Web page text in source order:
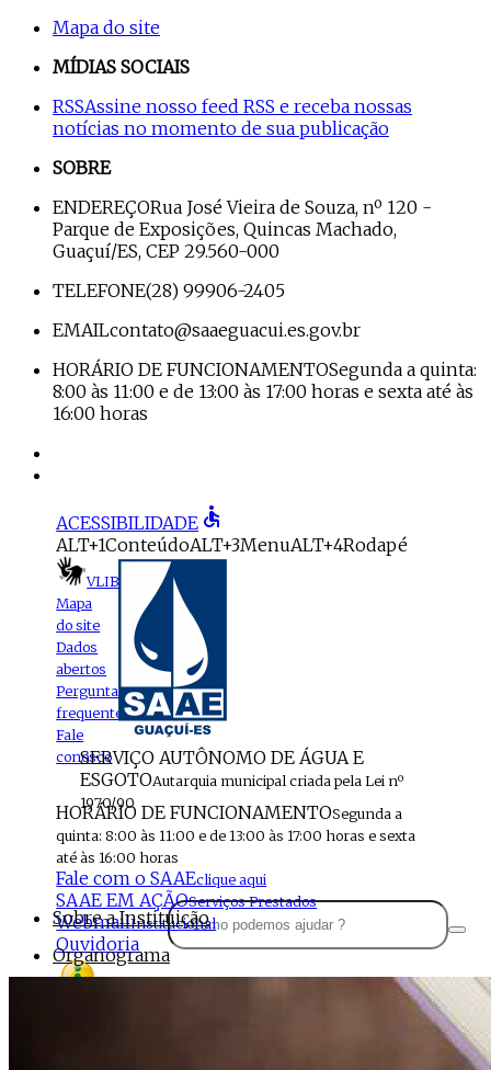
Mapa do site
MÍDIAS SOCIAIS
RSSAssine nosso feed RSS e receba nossas
notícias no momento de sua publicação
SOBRE
ENDEREÇORua José Vieira de Souza, nº 120 -
Parque de Exposições, Quincas Machado,
Guaçuí/ES, CEP 29.560-000
TELEFONE(28) 99906-2405
EMAILcontato@saaeguacui.es.gov.br
HORÁRIO DE FUNCIONAMENTOSegunda a quinta:
8:00 às 11:00 e de 13:00 às 17:00 horas e sexta até às
16:00 horas
ACESSIBILIDADE accessible
ALT+1ConteúdoALT+3MenuALT+4Rodapé
VLIBRAS
Mapa
do site
Dados
abertos
Perguntas
frequentes
Fale
conosco
SERVIÇO AUTÔNOMO DE ÁGUA E
ESGOTOAutarquia municipal criada pela Lei nº
1970/90
HORÁRIO DE FUNCIONAMENTOSegunda a
quinta: 8:00 às 11:00 e de 13:00 às 17:00 horas e sexta
até às 16:00 horas
Fale com o SAAEclique aqui
SAAE EM AÇÃOServiços Prestados
WebmailInstitucional
Ouvidoria
Sobre a Instituição
Organograma